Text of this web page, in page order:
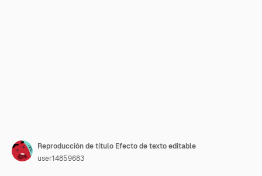
Reproducción de título Efecto de texto editable
user14859683